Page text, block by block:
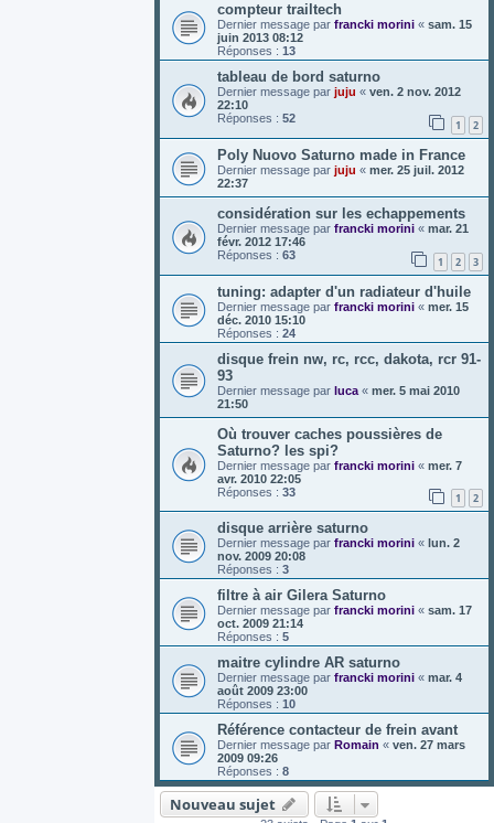
compteur trailtech
Dernier message par francki morini « sam. 15
juin 2013 08:12
Réponses : 13
tableau de bord saturno
Dernier message par juju « ven. 2 nov. 2012
22:10
Réponses : 52 1 2
Poly Nuovo Saturno made in France
Dernier message par juju « mer. 25 juil. 2012
22:37
considération sur les echappements
Dernier message par francki morini « mar. 21
févr. 2012 17:46
Réponses : 63 1 2 3
tuning: adapter d'un radiateur d'huile
Dernier message par francki morini « mer. 15
déc. 2010 15:10
Réponses : 24
disque frein nw, rc, rcc, dakota, rcr 91-
93
Dernier message par luca « mer. 5 mai 2010
21:50
Où trouver caches poussières de
Saturno? les spi?
Dernier message par francki morini « mer. 7
avr. 2010 22:05
Réponses : 33 1 2
disque arrière saturno
Dernier message par francki morini « lun. 2
nov. 2009 20:08
Réponses : 3
filtre à air Gilera Saturno
Dernier message par francki morini « sam. 17
oct. 2009 21:14
Réponses : 5
maitre cylindre AR saturno
Dernier message par francki morini « mar. 4
août 2009 23:00
Réponses : 10
Référence contacteur de frein avant
Dernier message par Romain « ven. 27 mars
2009 09:26
Réponses : 8
Nouveau sujet